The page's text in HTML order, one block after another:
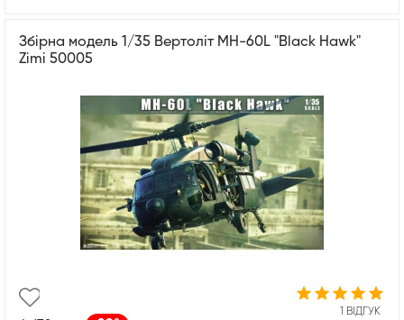
Збірна модель 1/35 Вертоліт MH-60L "Black Hawk"
Zimi 50005
1 ВІДГУК